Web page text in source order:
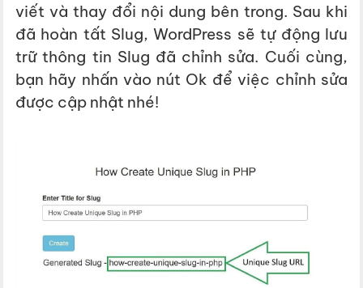
viết và thay đổi nội dung bên trong. Sau khi
đã hoàn tất Slug, WordPress sẽ tự động lưu
trữ thông tin Slug đã chỉnh sửa. Cuối cùng,
bạn hãy nhấn vào nút Ok để việc chỉnh sửa
được cập nhật nhé!